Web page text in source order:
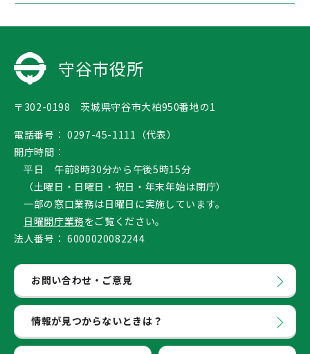
守谷市役所
〒302-0198 茨城県守谷市大柏950番地の1
電話番号： 0297-45-1111（代表）
開庁時間：
平日 午前8時30分から午後5時15分
（土曜日・日曜日・祝日・年末年始は閉庁）
一部の窓口業務は日曜日に実施しています。
日曜開庁業務をご覧ください。
法人番号： 6000020082244
お問い合わせ・ご意見
情報が見つからないときは？